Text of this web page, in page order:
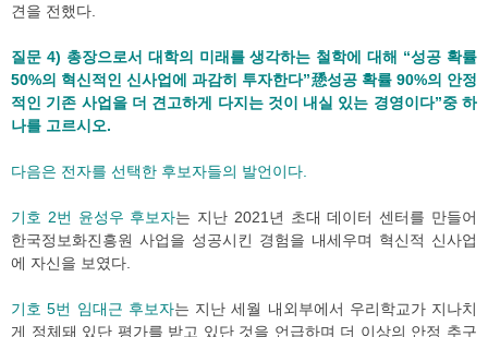
견을 전했다.
질문 4) 총장으로서 대학의 미래를 생각하는 철학에 대해 “성공 확률
50%의 혁신적인 신사업에 과감히 투자한다”愻성공 확률 90%의 안정
적인 기존 사업을 더 견고하게 다지는 것이 내실 있는 경영이다”중 하
나를 고르시오.
다음은 전자를 선택한 후보자들의 발언이다.
기호 2번 윤성우 후보자는 지난 2021년 초대 데이터 센터를 만들어
한국정보화진흥원 사업을 성공시킨 경험을 내세우며 혁신적 신사업
에 자신을 보였다.
기호 5번 임대근 후보자는 지난 세월 내외부에서 우리학교가 지나치
게 정체돼 있단 평가를 받고 있단 것을 언급하며 더 이상의 안정 추구